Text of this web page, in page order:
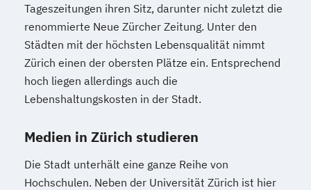
Tageszeitungen ihren Sitz, darunter nicht zuletzt die
renommierte Neue Zürcher Zeitung. Unter den
Städten mit der höchsten Lebensqualität nimmt
Zürich einen der obersten Plätze ein. Entsprechend
hoch liegen allerdings auch die
Lebenshaltungskosten in der Stadt.
Medien in Zürich studieren
Die Stadt unterhält eine ganze Reihe von
Hochschulen. Neben der Universität Zürich ist hier